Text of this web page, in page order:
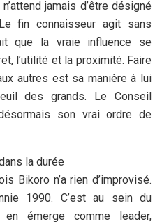
jamais d’être désigné
fin connaisseur agit sans
que la vraie influence se
l’utilité et la proximité. Faire
autres est sa manière à lui
des grands. Le Conseil
son vrai ordre de
la durée
Bikoro n’a rien d’improvisé.
1990. C’est au sein du
émerge comme leader,